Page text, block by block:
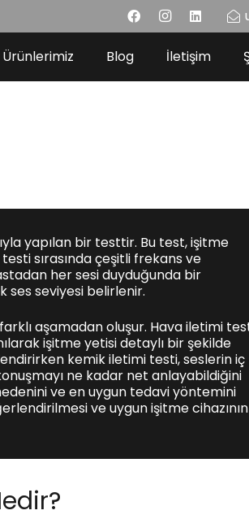
Ürünlerimiz Blog İletişim
yapılan bir testtir. Bu test, işitme
sırasında çeşitli frekans ve
her sesi duyduğunda bir
ses seviyesi belirlenir.
aşamadan oluşur. Hava iletimi
işitme yetisi detaylı bir şekilde
kemik iletimi testi, seslerin iç
ne kadar net anlayabildiğini
ve en uygun tedavi yöntemini
ve uygun işitme cihazının